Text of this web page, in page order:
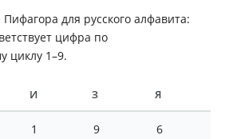
для русского алфавита:
цифра по
циклу 1–9.
И З Я
1 9 6